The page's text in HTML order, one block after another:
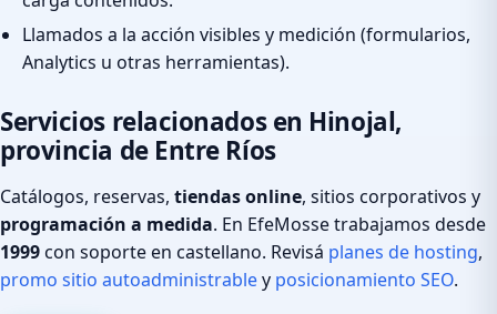
Llamados a la acción visibles y medición (formularios,
Analytics u otras herramientas).
Servicios relacionados en Hinojal,
provincia de Entre Ríos
Catálogos, reservas, tiendas online, sitios corporativos y
programación a medida. En EfeMosse trabajamos desde
1999con soporte en castellano. Revisá planes de hosting,
promo sitio autoadministrabley posicionamiento SEO.